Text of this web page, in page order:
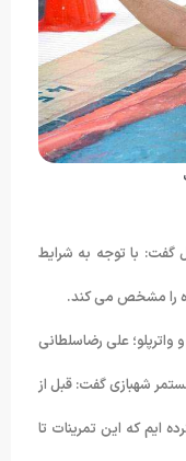
گفت: با توجه به شرایط
را مشخص می کند.
علی رضاسلطانی
شهبازی گفت: قبل از
ایم که این تمرینات تا